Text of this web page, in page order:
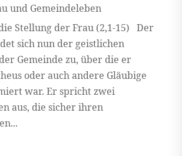
und Gemeindeleben
Stellung der Frau (2,1-15) Der
sich nun der geistlichen
Gemeinde zu, über die er
oder auch andere Gläubige
war. Er spricht zwei
aus, die sicher ihren